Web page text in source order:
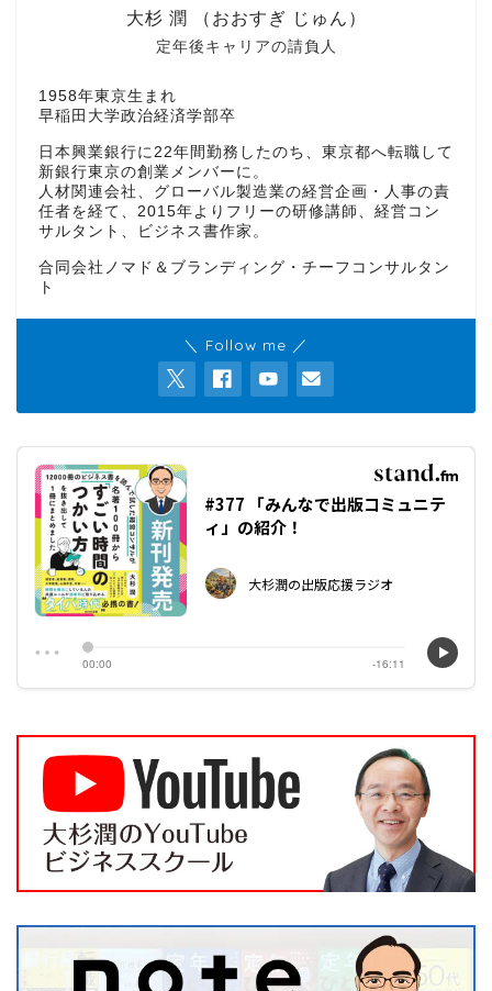
定年後キャリアの請負人
大杉 潤 （おおすぎ じゅん）
1958年東京生まれ
早稲田大学政治経済学部卒
日本興業銀行に22年間勤務したのち、東京都へ転職して
新銀行東京の創業メンバーに。
人材関連会社、グローバル製造業の経営企画・人事の責
任者を経て、2015年よりフリーの研修講師、経営コン
サルタント、ビジネス書作家。
合同会社ノマド＆ブランディング・チーフコンサルタン
ト
＼ Follow me ／